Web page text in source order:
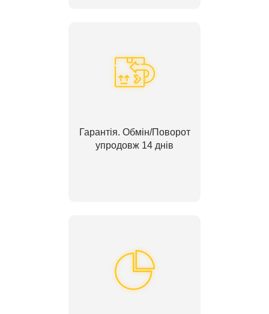
Гарантія. Обмін/Поворот
упродовж 14 днів